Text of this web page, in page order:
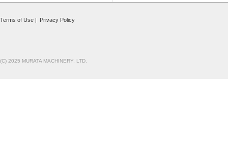
Terms of Use | Privacy Policy
(C) 2025 MURATA MACHINERY, LTD.